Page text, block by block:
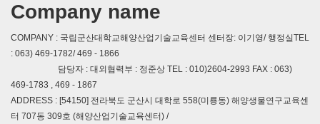
Company name
COMPANY : 국립군산대학교해양산업기술교육센터 센터장: 이기영/ 행정실TEL
: 063) 469-1782/ 469 - 1866
담당자 : 대외협력부 : 정준상 TEL : 010)2604-2993 FAX : 063)
469-1783 , 469 - 1867
ADDRESS : [54150] 전라북도 군산시 대학로 558(미룡동) 해양생물연구교육센
터 707동 309호 (해양산업기술교육센터) /